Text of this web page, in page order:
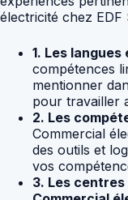
électricité chez EDF
1. Les
compétences
mentionner
pour travailler
2. Les
Commercial
des outils et
vos
3. Les